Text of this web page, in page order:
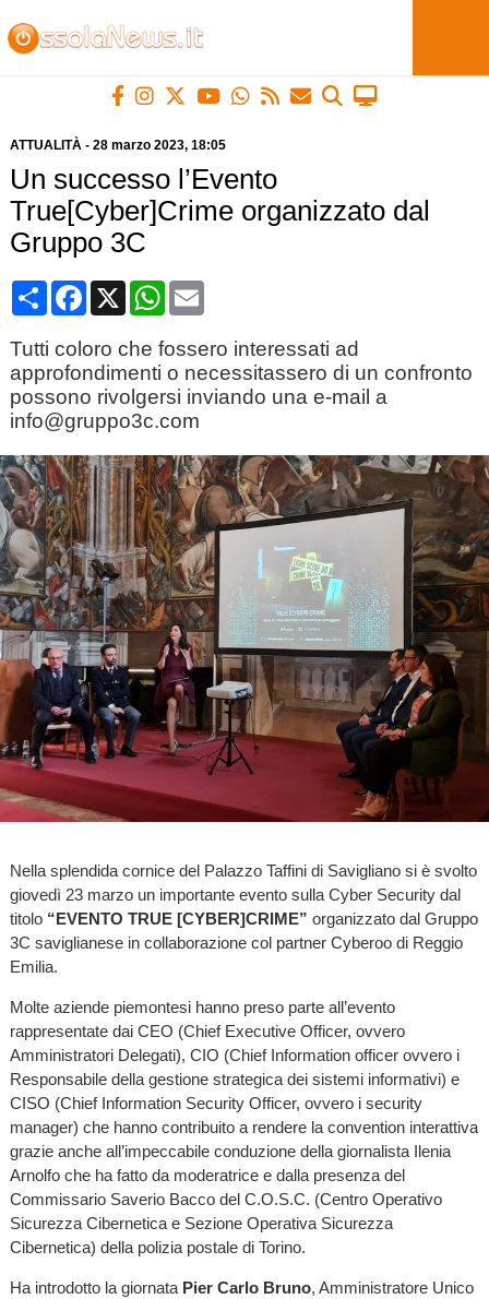
ATTUALITÀ- 28 marzo 2023, 18:05
Un successo l’Evento
True[Cyber]Crime organizzato dal
Gruppo 3C
CondividiFacebook
X WhatsApp
Email
Tutti coloro che fossero interessati ad
approfondimenti o necessitassero di un confronto
possono rivolgersi inviando una e-mail a
info@gruppo3c.com
Nella splendida cornice del Palazzo Taffini di Savigliano si è svolto
giovedì 23 marzo un importante evento sulla Cyber Security dal
titolo “EVENTO TRUE [CYBER]CRIME” organizzato dal Gruppo
3C saviglianese in collaborazione col partner Cyberoo di Reggio
Emilia.
Molte aziende piemontesi hanno preso parte all’evento
rappresentate dai CEO (Chief Executive Officer, ovvero
Amministratori Delegati), CIO (Chief Information officer ovvero i
Responsabile della gestione strategica dei sistemi informativi) e
CISO (Chief Information Security Officer, ovvero i security
manager) che hanno contribuito a rendere la convention interattiva
grazie anche all’impeccabile conduzione della giornalista Ilenia
Arnolfo che ha fatto da moderatrice e dalla presenza del
Commissario Saverio Bacco del C.O.S.C. (Centro Operativo
Sicurezza Cibernetica e Sezione Operativa Sicurezza
Cibernetica) della polizia postale di Torino.
Ha introdotto la giornata Pier Carlo Bruno, Amministratore Unico